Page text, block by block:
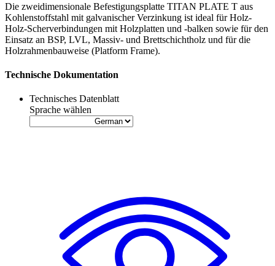
Die zweidimensionale Befestigungsplatte TITAN PLATE T aus
Kohlenstoffstahl mit galvanischer Verzinkung ist ideal für Holz-
Holz-Scherverbindungen mit Holzplatten und -balken sowie für den
Einsatz an BSP, LVL, Massiv- und Brettschichtholz und für die
Holzrahmenbauweise (Platform Frame).
Technische Dokumentation
Technisches Datenblatt
Sprache wählen